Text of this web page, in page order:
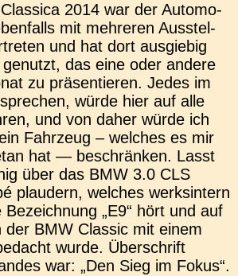
2014 war der Auto­mo­
mit meh­re­ren Aus­stel­
und hat dort aus­gie­big
das eine oder andere
zu prä­sen­tie­ren. Jedes im
würde hier auf alle
und von daher würde ich
Fahr­zeug – wel­ches es mir
hat — beschrän­ken. Lasst
über das BMW 3.0 CLS
plau­dern, wel­ches werks­in­tern
„E9“ hört und auf
der BMW Clas­sic mit einem
wurde. Über­schrift
war: „Den Sieg im Fokus“.